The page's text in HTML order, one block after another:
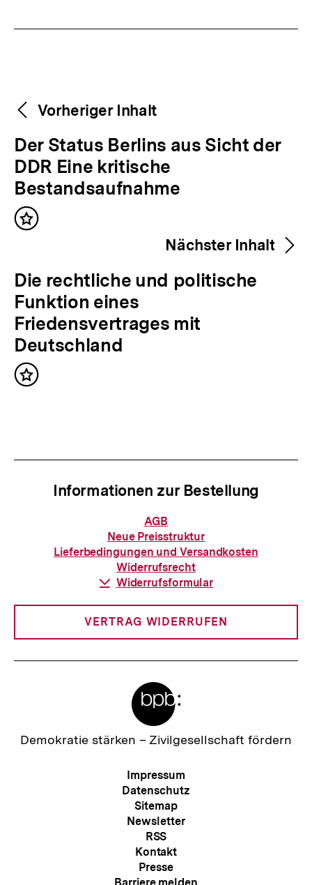
Weitere
Inhalte
Content-
Navigation
Vorheriger Inhalt
V
o
r
h
e
i
g
e
r
I
n
Der Status Berlins aus Sicht der
DDR Eine kritische
Bestandsaufnahme
Inhalt
Nächster Inhalt
N
ä
c
h
s
t
Die rechtliche und politische
Funktion eines
Friedensvertrages mit
Deutschland
Inhalt
Informationen zur Bestellung
Informationen
zur
Bestellung
AGB
Neue Preisstruktur
Lieferbedingungen und Versandkosten
Widerrufsrecht
Download-
Widerrufsformular
VERTRAG WIDERRUFEN
Zur
Demokratie stärken – Zivilgesellschaft fördern
Meta-
Navigation
Impressum
Datenschutz
Sitemap
Newsletter
RSS
Kontakt
Presse